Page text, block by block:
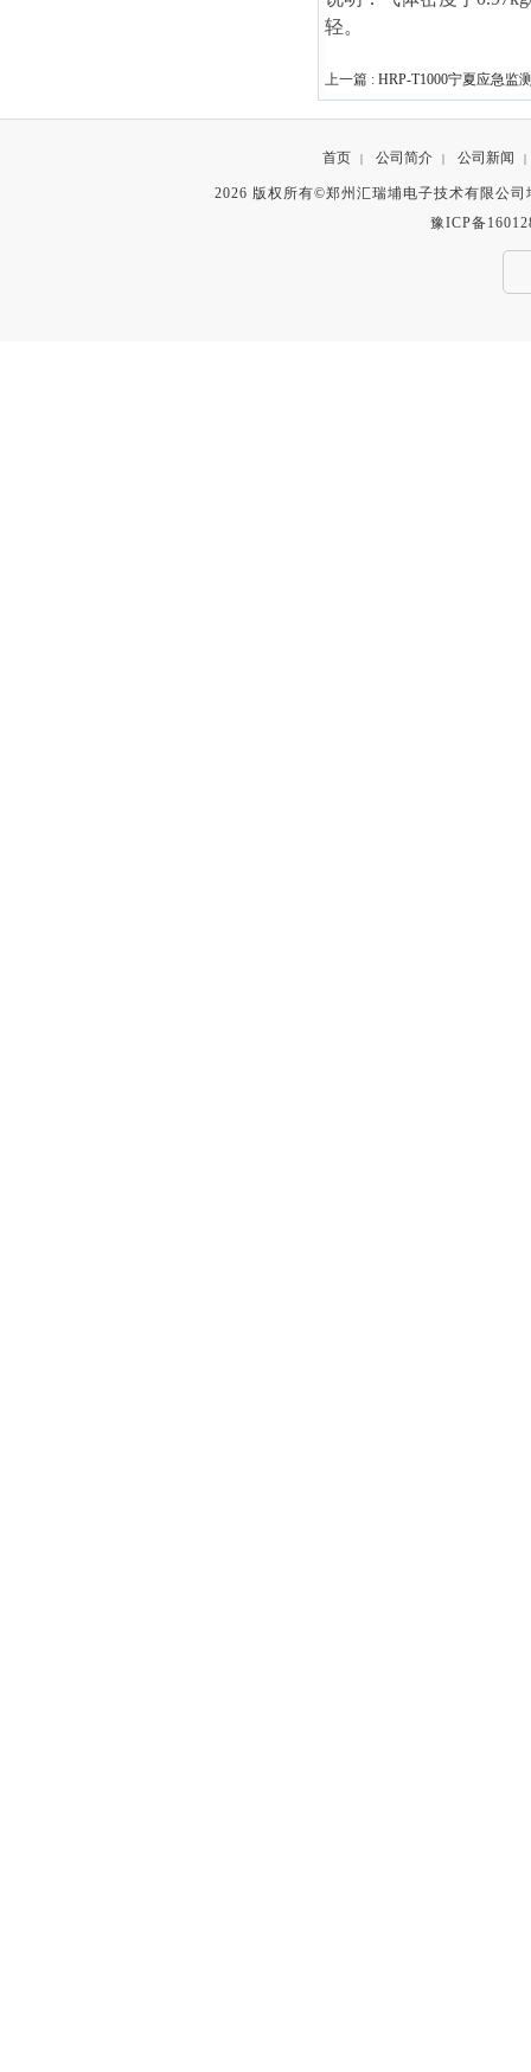
轻。
上一篇 : HRP-T1000宁夏应急监
首页 | 公司简介 | 公司新闻 |
2026 版权所有©郑州汇瑞埔电子技术有限公
豫ICP备